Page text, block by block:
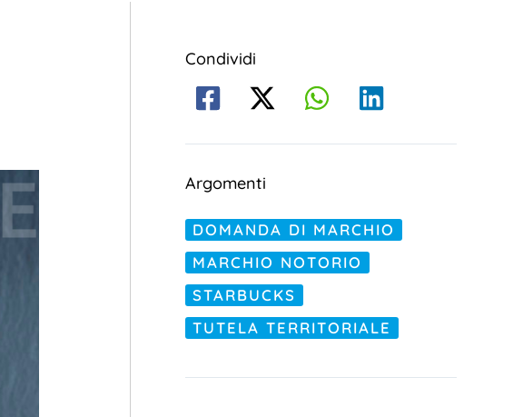
Condividi
Argomenti
DOMANDA DI MARCHIO
MARCHIO NOTORIO
STARBUCKS
TUTELA TERRITORIALE